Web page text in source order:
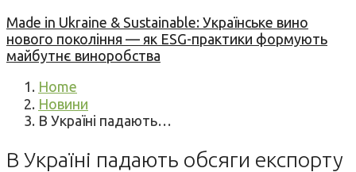
Made in Ukraine & Sustainable: Українське вино
нового покоління — як ESG-практики формують
майбутнє виноробства
Home
Новини
В Україні падають…
В Україні падають обсяги експорту